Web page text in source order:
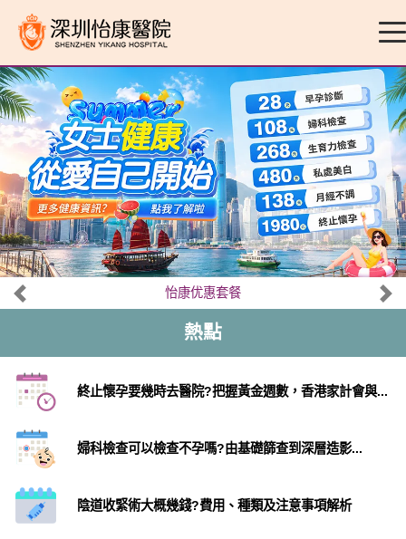
怡康优惠套餐
熱點
終止懷孕要幾時去醫院?把握黃金週數，香港家計會與...
婦科檢查可以檢查不孕嗎?由基礎篩查到深層造影...
陰道收緊術大概幾錢?費用、種類及注意事項解析